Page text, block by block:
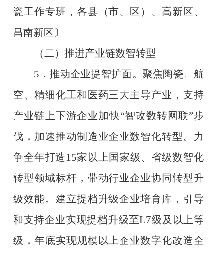
瓷工作专班，各县（市、区）、高新区、
昌南新区〕
（二）推进产业链数智转型
5 ．推动企业提智扩面。聚焦陶瓷、航
空、精细化工和医药三大主导产业，支持
产业链上下游企业加快“智改数转网联”步
伐，加速推动制造业企业数智化转型。力
争全年打造15家以上国家级、省级数智化
转型领域标杆，带动行业企业协同转型升
级效能。建立提档升级企业培育库，引导
和支持企业实现提档升级至L7级及以上等
级，年底实现规模以上企业数字化改造全